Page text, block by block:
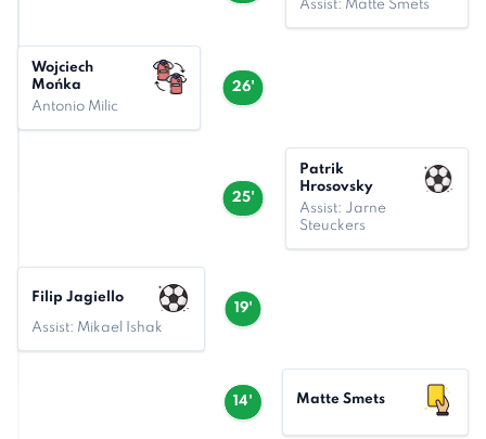
Assist: Matte Smets
26'
Wojciech
Mońka
Antonio Milic
25'
Patrik
Hrosovsky
Assist: Jarne
Steuckers
19'
Filip Jagiello
Assist: Mikael Ishak
14' Matte Smets